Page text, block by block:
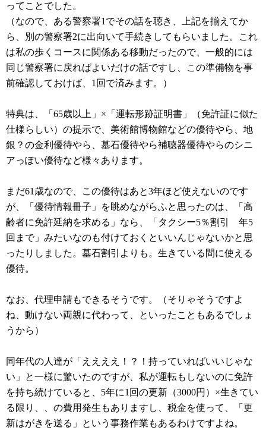
ってことでした。
（なので、ある警察署1でその話を聴き、上記を揃えてか
ら、別の警察署2に出向いて手続きしてもらいました。これ
は私の歩くコースに関係ある移動だったので、一般的には
同じ警察署に戻ればよいだけの話ですし、この準備物を事
前確認しておけば、1回で済みます。）
特典は、「65歳以上」×「運転形跡証明書」（免許証に似た
仕様らしい）の提示で、美術館博物館などの優待やら、地
銀？の金利優待やら、墓石優待やら補聴器優待やらのシニ
アっぽい優待など様々あります。
まだ61歳なので、この優待はあと3年ほど使えないのです
が、「優待情報冊子」を眺めながらふと思ったのは、「高
齢者に免許延納を求める」なら、「タクシー5％割引 年5
回まで」みたいなのも付けておくといいんじゃないかと思
ったりしました。墓石割引よりも。生きている間に使える
優待。
なお、代理申請もできるそうです。（そりゃそうですよ
ね、動けない両親に代わって、といったこともあるでしょ
うから）
同年代の人達が「ええええ！？！持っていればいいじゃな
い」と一様に驚いたのですが、私が運転もしないのに免許
を持ち続けていると、5年に1回の更新（3000円）×生きてい
る限り、、の費用発生もありますし、税金を使って、「更
新はがきを送る」という事務作業もあるわけですよね。